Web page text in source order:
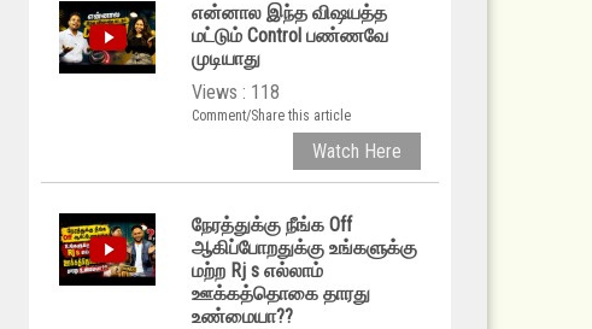
என்னால இந்த விஷயத்த
மட்டும் Control பண்ணவே
முடியாது
Views : 118
Comment/Share this article
Watch Here
நேரத்துக்கு நீங்க Off
ஆகிப்போறதுக்கு உங்களுக்கு
மற்ற Rj s எல்லாம்
ஊக்கத்தொகை தாரது
உண்மையா??